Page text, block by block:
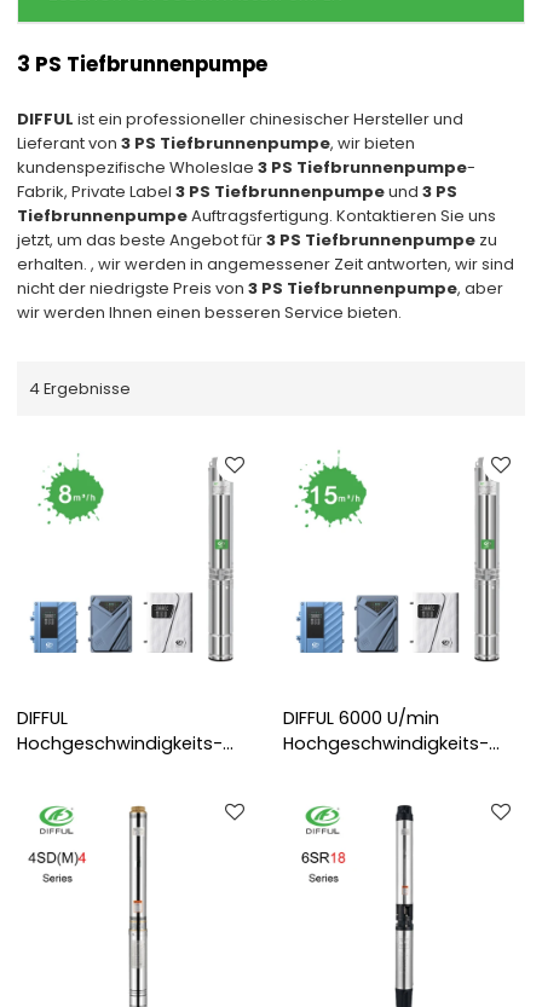
3 PS Tiefbrunnenpumpe
DIFFUL ist ein professioneller chinesischer Hersteller und
Lieferant von3 PS Tiefbrunnenpumpe, wir bieten
kundenspezifische Wholeslae3 PS Tiefbrunnenpumpe-
Fabrik, Private Label3 PS Tiefbrunnenpumpeund3 PS
TiefbrunnenpumpeAuftragsfertigung. Kontaktieren Sie uns
jetzt, um das beste Angebot für3 PS Tiefbrunnenpumpe zu
erhalten. , wir werden in angemessener Zeit antworten, wir sind
nicht der niedrigste Preis von3 PS Tiefbrunnenpumpe, aber
wir werden Ihnen einen besseren Service bieten.
4 Ergebnisse
DIFFUL
Hochgeschwindigkeits-
6000 U/min |
Solarwasserpumpe zur
Bewässerung | Rekrutieren
Sie Händler und
unterstützen Sie OEMs
DIFFUL 6000 U/min
Hochgeschwindigkeits-
Tauchbrunnenpumpe für
Hersteller von
Wasserpumpen